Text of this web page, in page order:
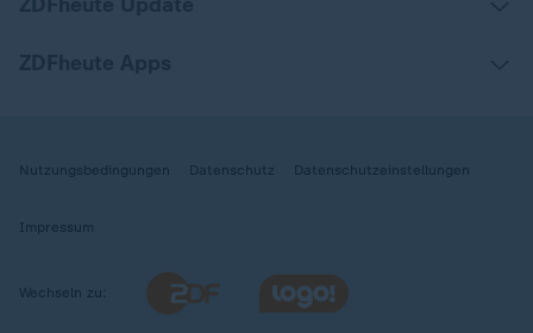
Nutzungsbedingungen Datenschutz Datenschutzeinstellungen
Impressum
Wechseln zu: